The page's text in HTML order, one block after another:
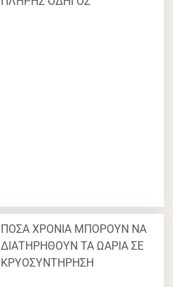
ΠΟΣΑ ΧΡΟΝΙΑ ΜΠΟΡΟΥΝ ΝΑ
ΔΙΑΤΗΡΗΘΟΥΝ ΤΑ ΩΑΡΙΑ ΣΕ
ΚΡΥΟΣΥΝΤΗΡΗΣΗ